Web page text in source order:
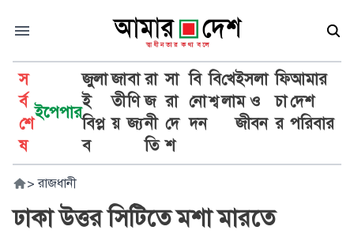
স
র্ব
শে
ষ
ইপেপার
জুলা
ই
বিপ্ল
ব
জা
তী
য়
বা
ণি
জ্য
রা
জ
নী
তি
সা
রা
দে
শ
বি
নো
দন
বি
শ্ব
খে
লা
ইসলা
ম ও
জীবন
ফি
চা
র
আমার
দেশ
পরিবার
> রাজধানী
ঢাকা উত্তর সিটিতে মশা মারতে